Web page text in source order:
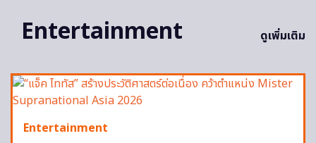
Entertainment
ดูเพิ่มเติม
Entertainment